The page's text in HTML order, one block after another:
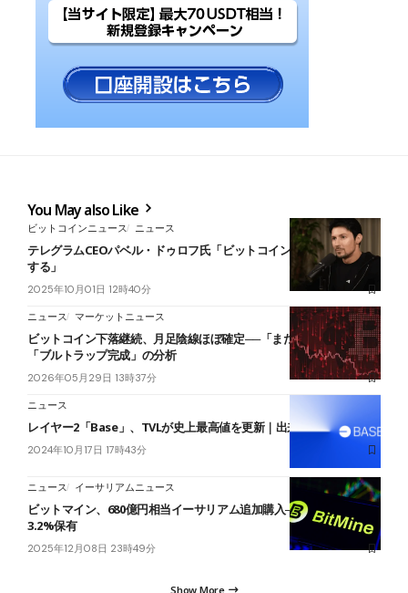
You May also Like
ビットコインニュース ニュース
テレグラムCEOパベル・ドゥロフ氏「ビットコインは100万ドルに達
する」
2025年10月01日 12時40分
ニュース マーケットニュース
ビットコイン下落継続、月足陰線ほぼ確定──「まだ途中段階」と
「ブルトラップ完成」の分析
2026年05月29日 13時37分
ニュース
レイヤー2「Base」、TVLが史上最高値を更新｜出来高は急増中
2024年10月17日 17時43分
ニュース イーサリアムニュース
ビットマイン、680億円相当イーサリアム追加購入──総供給量の
3.2%保有
2025年12月08日 23時49分
Show More